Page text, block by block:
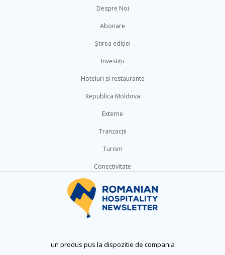
Despre Noi
Abonare
Știrea ediției
Investiții
Hoteluri si restaurante
Republica Moldova
Externe
Tranzacții
Turism
Conectivitate
un produs pus la dispozitie de compania